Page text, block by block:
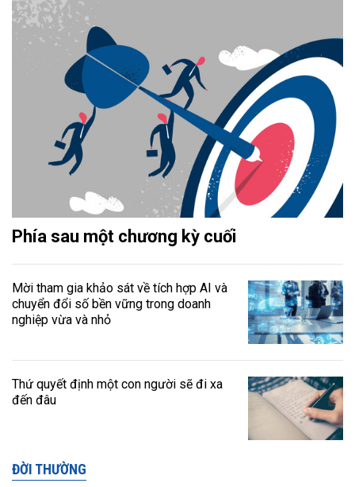
Phía sau một chương kỳ cuối
Mời tham gia khảo sát về tích hợp AI và
chuyển đổi số bền vững trong doanh
nghiệp vừa và nhỏ
Thứ quyết định một con người sẽ đi xa
đến đâu
ĐỜI THƯỜNG